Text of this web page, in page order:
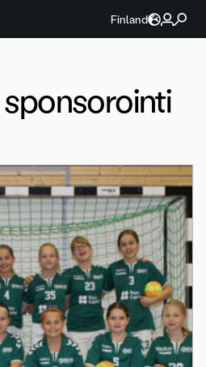
Finland
sponsorointi